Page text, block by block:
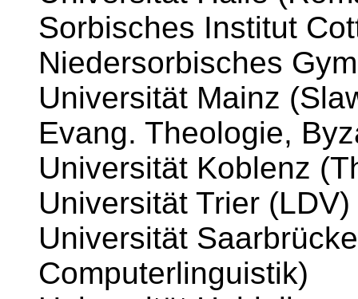
Sorbisches Institut
Niedersorbisches
Universität Mainz
Evang. Theologie,
Universität Koblenz
Universität Trier (LDV)
Universität
Computerlinguistik)